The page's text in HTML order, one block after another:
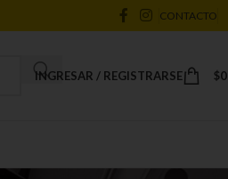
CONTACTO
INGRESAR / REGISTRARSE $0